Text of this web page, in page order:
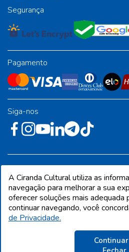
Segurança
Pagamento
Siga-nos
Industrial - Jandira/SP -
CIRANDA CULTURAL EDITORA E
reservados. Proibida reprodução total ou
alterações sem aviso
CNPJ 68.216.860/0001-09 |
A Ciranda Cultural utiliza as
navegação para melhorar a sua
oferecer soluções mais adequada
continuar navegando, você
de Privacidade.